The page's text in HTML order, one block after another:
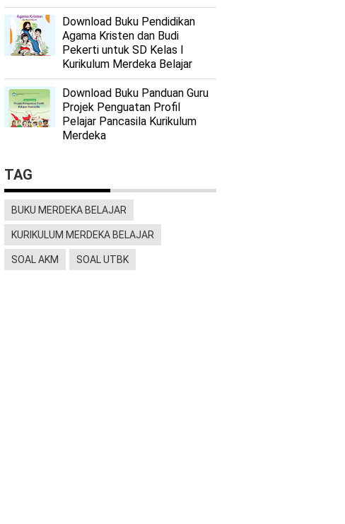
Download Buku Pendidikan
Agama Kristen dan Budi
Pekerti untuk SD Kelas I
Kurikulum Merdeka Belajar
Download Buku Panduan Guru
Projek Penguatan Profil
Pelajar Pancasila Kurikulum
Merdeka
TAG
BUKU MERDEKA BELAJAR
KURIKULUM MERDEKA BELAJAR
SOAL AKM SOAL UTBK